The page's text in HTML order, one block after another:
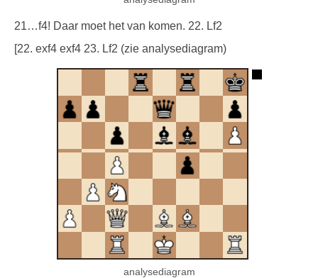
21…f4! Daar moet het van komen. 22. Lf2
[22. exf4 exf4 23. Lf2 (zie analysediagram)
analysediagram